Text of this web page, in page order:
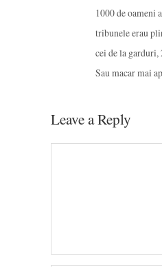
1000 de oameni
tribunele erau
cei de la garduri,
Sau macar mai
Leave a Reply